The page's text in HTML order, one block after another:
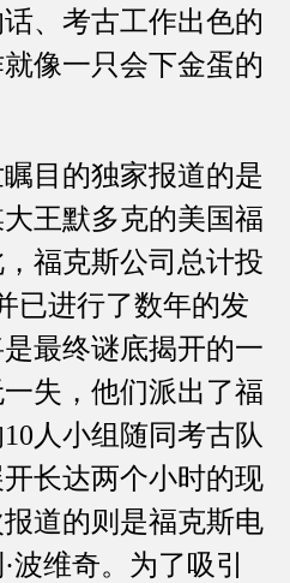
、考古工作出色的
像一只会下金蛋的
的独家报道的是
王默多克的美国福
福克斯公司总计投
已进行了数年的发
最终谜底揭开的一
失，他们派出了福
人小组随同考古队
长达两个小时的现
道的则是福克斯电
维奇。为了吸引